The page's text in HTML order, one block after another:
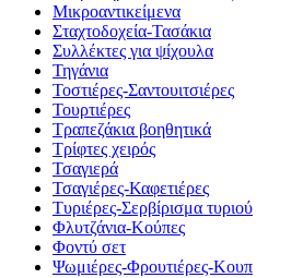
Μικροαντικείμενα
Σταχτοδοχεία-Τασάκια
Συλλέκτες για ψίχουλα
Τηγάνια
Τοστιέρες-Σαντουιτσιέρες
Τουρτιέρες
Τραπεζάκια βοηθητικά
Τρίφτες χειρός
Τσαγιερά
Τσαγιέρες-Καφετιέρες
Τυριέρες-Σερβίρισμα τυριού
Φλυτζάνια-Κούπες
Φοντύ σετ
Ψωμιέρες-Φρουτιέρες-Κουπ